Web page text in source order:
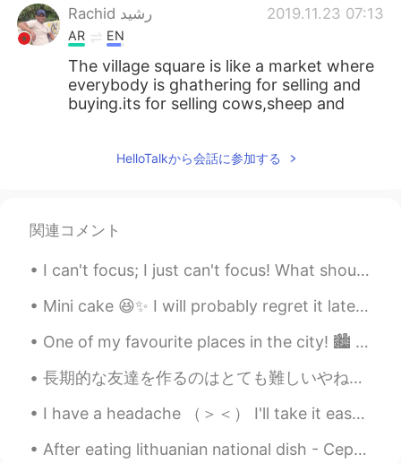
Rachid رشيد 2019.11.23 07:13
AR EN
The village square is like a market where
everybody is ghathering for selling and
buying.its for selling cows,sheep and
@Israa122
JackoAtassi 2019.11.21 03:01
ساحة القرية اشبه بحظيرة حيوانات
Hesham Mohamed 2019.11.21 00:42
AR DE
ساحة القرية أشبه بسوق يجتمع فيها كل من
أراد البيع والشراء، فهناك يتم بيع البقر والغنم
والخيل، وقد يأتي أناس من القرى المجاورة
HelloTalkから会話に参加する
関連コメント
Mini cake 😆✨ I will probably regret it later but I haven't had any sweets for a month now~I real...
One of my favourite places in the city! 🏙️ The sound of the water is relaxing~＞＜ If you are inte...
長期的な友達を作るのはとても難しいやねん！！ なぜ私はいつも会話を続けなければならないの、、、 （＞＜） または彼らは私のメッセージを無視し、 それは６年ほどお互いを知っている友達がすること...
I have a headache （＞＜） I'll take it easy today~ I'll answer the messages later, thank you for yo...
After eating lithuanian national dish - Cepelinai.... My daughter in full knocked out😂🤣😂🤣😂🤣😂🤣